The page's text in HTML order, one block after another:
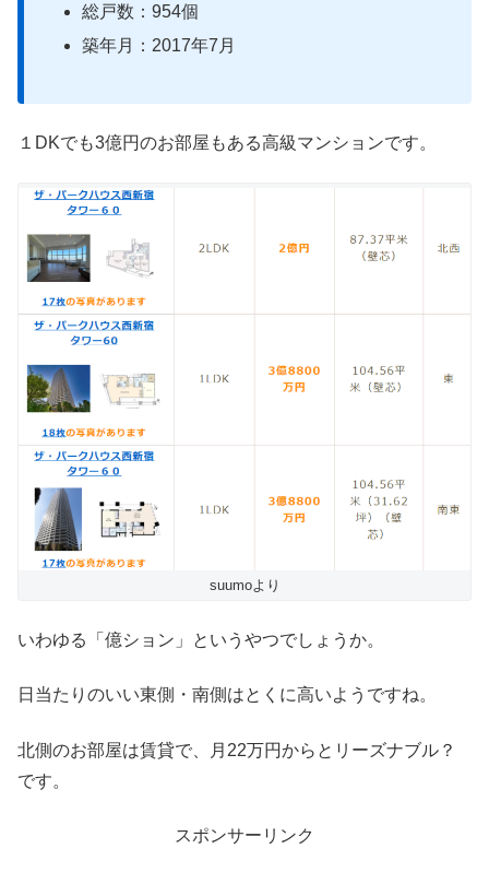
総戸数：954個
築年月：2017年7月
１DKでも3億円のお部屋もある高級マンションです。
suumoより
いわゆる「億ション」というやつでしょうか。
日当たりのいい東側・南側はとくに高いようですね。
北側のお部屋は賃貸で、月22万円からとリーズナブル？
です。
スポンサーリンク